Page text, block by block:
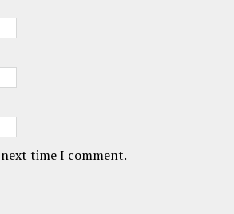
time I comment.